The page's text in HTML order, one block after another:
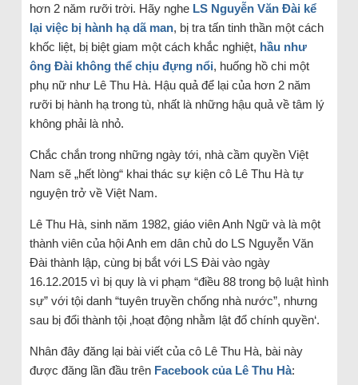
hơn 2 năm rưỡi trời. Hãy nghe LS Nguyễn Văn Đài kể
lại việc bị hành hạ dã man, bị tra tấn tinh thần một cách
khốc liệt, bị biệt giam một cách khắc nghiệt, hầu như
ông Đài không thể chịu đựng nổi, huống hồ chi một
phụ nữ như Lê Thu Hà. Hậu quả để lại của hơn 2 năm
rưỡi bị hành hạ trong tù, nhất là những hậu quả về tâm lý
không phải là nhỏ.
Chắc chắn trong những ngày tới, nhà cầm quyền Việt
Nam sẽ „hết lòng“ khai thác sự kiện cô Lê Thu Hà tự
nguyện trở về Việt Nam.
Lê Thu Hà, sinh năm 1982, giáo viên Anh Ngữ và là một
thành viên của hội Anh em dân chủ do LS Nguyễn Văn
Đài thành lập, cùng bị bắt với LS Đài vào ngày
16.12.2015 vì bị quy là vi phạm “điều 88 trong bộ luật hình
sự” với tội danh “tuyên truyền chống nhà nước”, nhưng
sau bị đổi thành tội ‚hoạt động nhằm lật đổ chính quyền‘.
Nhân đây đăng lại bài viết của cô Lê Thu Hà, bài này
được đăng lần đầu trên Facebook của Lê Thu Hà: